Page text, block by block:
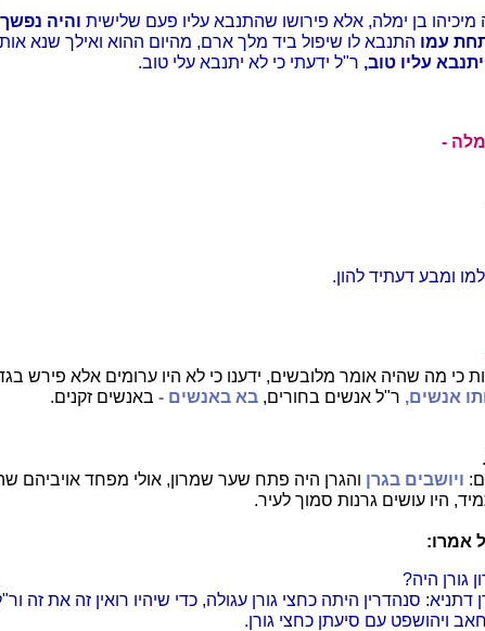
מיכיהו בן ימלה, אלא פירושו שהתנבא עליו פעם שלישית והיה
עמו התנבא לו שיפול ביד מלך ארם, מהיום ההוא ואילך שנא
עליו טוב, ר"ל ידעתי כי לא יתנבא עלי טוב.
-
ומבע דעתיד להון.
כי מה שהיה אומר מלובשים, ידענו כי לא היו ערומים אלא פירש
אנשים, ר"ל אנשים בחורים, בא באנשים - באנשים זקנים.
ויושבים בגרן והגרן היה פתח שער שמרון, אולי מפחד אויביהם
היו עושים גרנות סמוך לעיר.
אמרו:
גורן היה?
דתניא: סנהדרין היתה כחצי גורן עגולה, כדי שיהיו רואין זה את זה
ויהושפט עם סיעתן כחצי גורן.